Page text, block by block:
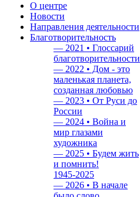
О центре
Новости
Направления деятельности
Благотворительность
— 2021 • Глоссарий
благотворительности
— 2022 • Дом - это
маленькая планета,
созданная любовью
— 2023 • От Руси до
России
— 2024 • Война и
мир глазами
художника
— 2025 • Будем жить
и помнить!
1945-2025
— 2026 • В начале